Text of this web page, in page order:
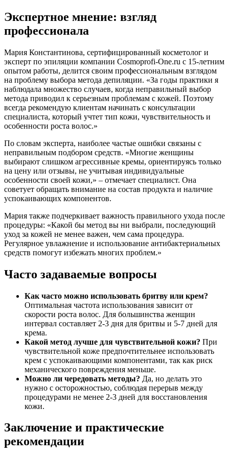
Экспертное мнение: взгляд
профессионала
Мария Константинова, сертифицированный косметолог и
эксперт по эпиляции компании Cosmoprofi-One.ru с 15-летним
опытом работы, делится своим профессиональным взглядом
на проблему выбора метода депиляции. «За годы практики я
наблюдала множество случаев, когда неправильный выбор
метода приводил к серьезным проблемам с кожей. Поэтому
всегда рекомендую клиентам начинать с консультации
специалиста, который учтет тип кожи, чувствительность и
особенности роста волос.»
По словам эксперта, наиболее частые ошибки связаны с
неправильным подбором средств. «Многие женщины
выбирают слишком агрессивные кремы, ориентируясь только
на цену или отзывы, не учитывая индивидуальные
особенности своей кожи,» – отмечает специалист. Она
советует обращать внимание на состав продукта и наличие
успокаивающих компонентов.
Мария также подчеркивает важность правильного ухода после
процедуры: «Какой бы метод вы ни выбрали, последующий
уход за кожей не менее важен, чем сама процедура.
Регулярное увлажнение и использование антибактериальных
средств помогут избежать многих проблем.»
Часто задаваемые вопросы
Как часто можно использовать бритву или крем?
Оптимальная частота использования зависит от
скорости роста волос. Для большинства женщин
интервал составляет 2-3 дня для бритвы и 5-7 дней для
крема.
Какой метод лучше для чувствительной кожи? При
чувствительной коже предпочтительнее использовать
крем с успокаивающими компонентами, так как риск
механического повреждения меньше.
Можно ли чередовать методы? Да, но делать это
нужно с осторожностью, соблюдая перерыв между
процедурами не менее 2-3 дней для восстановления
кожи.
Заключение и практические
рекомендации